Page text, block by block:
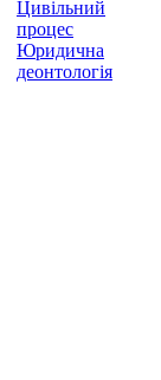
Цивільний
процес
Юридична
деонтологія